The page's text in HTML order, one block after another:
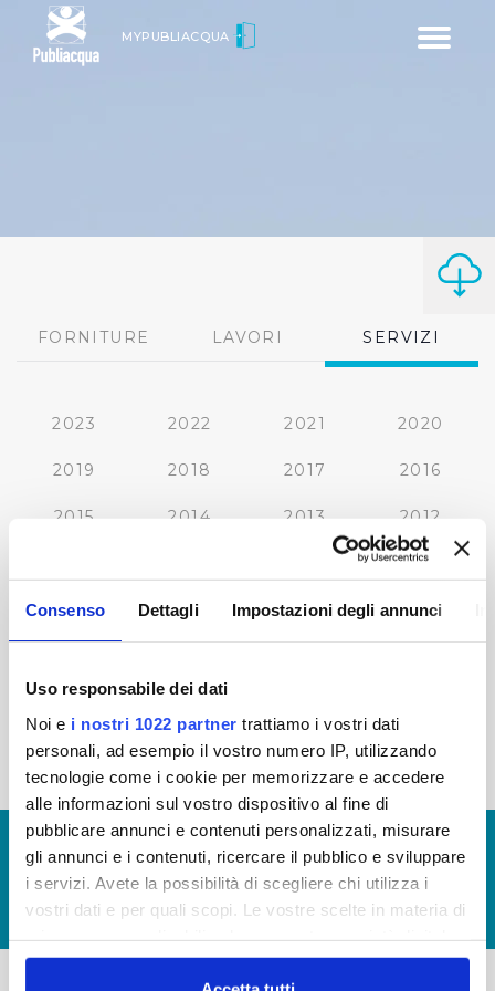
Consenso Dettagli Impostazioni degli annunci
Uso responsabile dei dati
Noi e i nostri 1022 partner trattiamo i vostri dati
personali, ad esempio il vostro numero IP, utilizzando
tecnologie come i cookie per memorizzare e accedere
alle informazioni sul vostro dispositivo al fine di
pubblicare annunci e contenuti personalizzati, misurare
gli annunci e i contenuti, ricercare il pubblico e sviluppare
i servizi. Avete la possibilità di scegliere chi utilizza i
vostri dati e per quali scopi. Le vostre scelte in materia di
in cui avete effettuato le vostre scelte. È possibile
Toggle
MYPUBLIACQUA
FORNITURE LAVORI SERVIZI
2023 2022 2021 2020
2019 2018 2017 2016
2015 2014 2013 2012
2008
2007 2006 2005
« prima ‹ precedente … 21 22 23
25
26 27 28 29
© Copyright 2017 - 2026
GLOSSARIO
GIUDICA IL SERVIZIO
LAVORA CON NOI